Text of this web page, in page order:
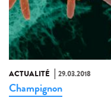
ACTUALITÉ 29.03.2018
Champignon